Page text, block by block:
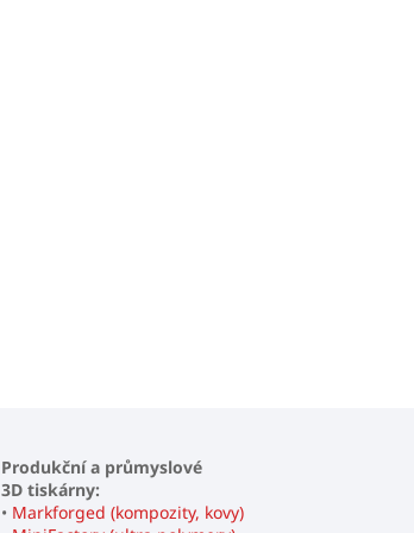
Produkční a průmyslové
3D tiskárny:
• Markforged (kompozity, kovy)